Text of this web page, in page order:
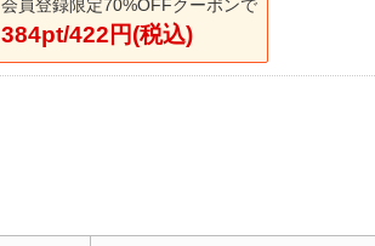
会員登録限定70%OFFクーポンで
384pt/422円(税込)